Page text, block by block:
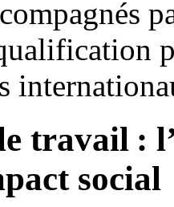
travail :
social